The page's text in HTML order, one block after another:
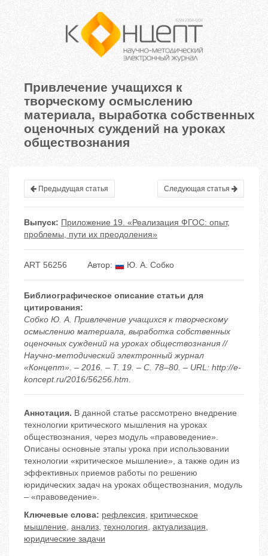
Привлечение учащихся к
творческому осмыслению
материала, выработка собственных
оценочных суждений на уроках
обществознания
Предыдущая статья Следующая статья
Выпуск: Приложение 19. «Реализация ФГОС: опыт,
проблемы, пути их преодоления»
ART 56256 Автор: Ю. А. Собко
Библиографическое описание статьи для
цитирования:
Собко Ю. А. Привлечение учащихся к творческому
осмыслению материала, выработка собственных
оценочных суждений на уроках обществознания //
Научно-методический электронный журнал
«Концепт». – 2016. – Т. 19. – С. 78–80. – URL: http://e-
koncept.ru/2016/56256.htm.
Аннотация. В данной статье рассмотрено внедрение
технологии критического мышления на уроках
обществознания, через модуль «правоведение».
Описаны основные этапы урока при использовании
технологии «критическое мышление», а также один из
эффективных приемов работы по решению
юридических задач на уроках обществознания, модуль
– «правоведение».
Ключевые слова: рефлексия, критическое
мышление, анализ, технология, актуализация,
юридические задачи